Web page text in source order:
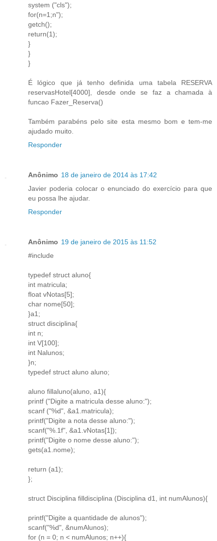
system ("cls");
for(n=1;n");
getch();
return(1);
}
}
}
É lógico que já tenho definida uma tabela RESERVA
reservasHotel[4000], desde onde se faz a chamada à
funcao Fazer_Reserva()
Também parabéns pelo site esta mesmo bom e tem-me
ajudado muito.
Responder
Anônimo 18 de janeiro de 2014 às 17:42
Javier poderia colocar o enunciado do exercício para que
eu possa lhe ajudar.
Responder
Anônimo 19 de janeiro de 2015 às 11:52
#include
typedef struct aluno{
int matricula;
float vNotas[5];
char nome[50];
}a1;
struct disciplina{
int n;
int V[100];
int Nalunos;
}n;
typedef struct aluno aluno;
aluno fillaluno(aluno, a1){
printf ("Digite a matricula desse aluno:");
scanf ("%d", &a1.matricula);
printf("Digite a nota desse aluno:");
scanf("%.1f", &a1.vNotas[1]);
printf("Digite o nome desse aluno:");
gets(a1.nome);
return (a1);
};
struct Disciplina filldisciplina (Disciplina d1, int numAlunos){
printf("Digite a quantidade de alunos");
scanf("%d", &numAlunos);
for (n = 0; n < numAlunos; n++){